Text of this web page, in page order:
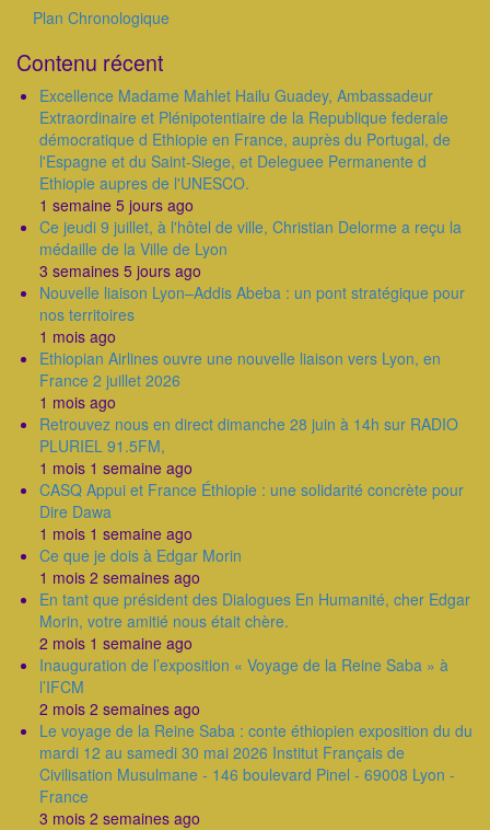
Plan Chronologique
Contenu récent
Excellence Madame Mahlet Hailu Guadey, Ambassadeur
Extraordinaire et Plénipotentiaire de la Republique federale
démocratique d Ethiopie en France, auprès du Portugal, de
l'Espagne et du Saint-Siege, et Deleguee Permanente d
Ethiopie aupres de l'UNESCO.
1 semaine 5 jours ago
Ce jeudi 9 juillet, à l'hôtel de ville, Christian Delorme a reçu la
médaille de la Ville de Lyon
3 semaines 5 jours ago
Nouvelle liaison Lyon–Addis Abeba : un pont stratégique pour
nos territoires
1 mois ago
Ethiopian Airlines ouvre une nouvelle liaison vers Lyon, en
France 2 juillet 2026
1 mois ago
Retrouvez nous en direct dimanche 28 juin à 14h sur RADIO
PLURIEL 91.5FM,
1 mois 1 semaine ago
CASQ Appui et France Éthiopie : une solidarité concrète pour
Dire Dawa
1 mois 1 semaine ago
Ce que je dois à Edgar Morin
1 mois 2 semaines ago
En tant que président des Dialogues En Humanité, cher Edgar
Morin, votre amitié nous était chère.
2 mois 1 semaine ago
Inauguration de l’exposition « Voyage de la Reine Saba » à
l’IFCM
2 mois 2 semaines ago
Le voyage de la Reine Saba : conte éthiopien exposition du du
mardi 12 au samedi 30 mai 2026 Institut Français de
Civilisation Musulmane - 146 boulevard Pinel - 69008 Lyon -
France
3 mois 2 semaines ago